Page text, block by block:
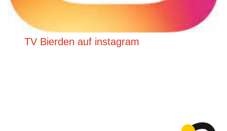
TV Bierden auf instagram